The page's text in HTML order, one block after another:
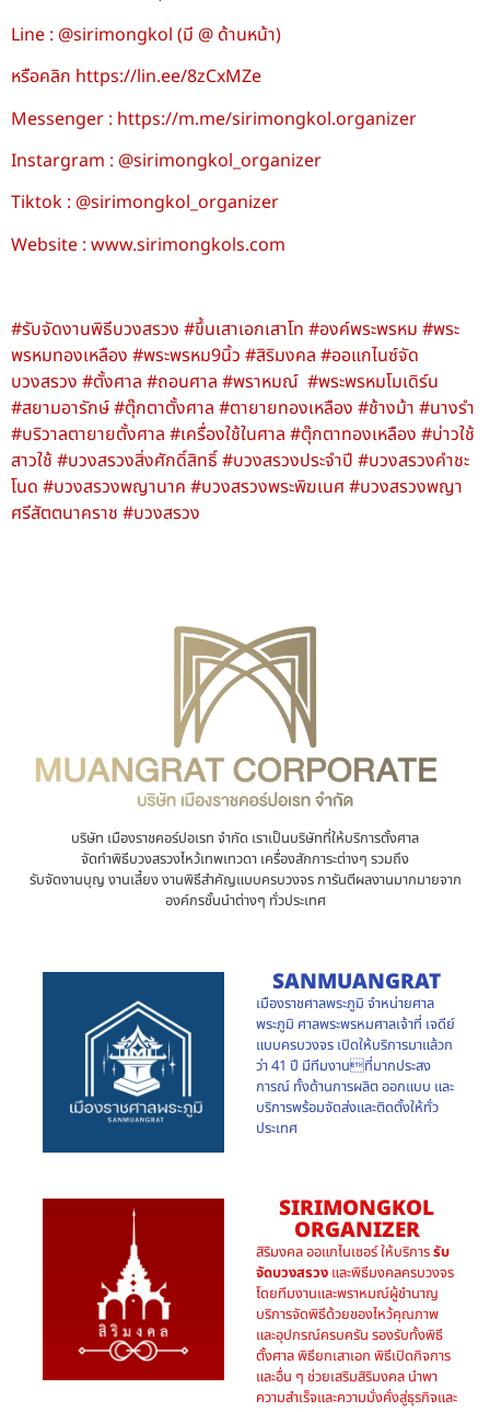
Line : @sirimongkol (มี @ ด้านหน้า)
หรือคลิก https://lin.ee/8zCxMZe
Messenger : https://m.me/sirimongkol.organizer
Instargram : @sirimongkol_organizer
Tiktok : @sirimongkol_organizer
Website : www.sirimongkols.com
#รับจัดงานพิธีบวงสรวง #ขึ้นเสาเอกเสาโท #องค์พระพรหม #พระ
พรหมทองเหลือง #พระพรหม9นิ้ว #สิริมงคล #ออแกไนซ์จัด
บวงสรวง #ตั้งศาล #ถอนศาล #พราหมณ์ #พระพรหมโมเดิร์น
#สยามอารักษ์ #ตุ๊กตาตั้งศาล #ตายายทองเหลือง #ช้างม้า #นางรำ
#บริวาลตายายตั้งศาล #เครื่องใช้ในศาล #ตุ๊กตาทองเหลือง #บ่าวใช้
สาวใช้ #บวงสรวงสิ่งศักดิ์สิทธิ์ #บวงสรวงประจําปี #บวงสรวงคําชะ
โนด #บวงสรวงพญานาค #บวงสรวงพระพิฆเนศ #บวงสรวงพญา
ศรีสัตตนาคราช #บวงสรวง
บริษัท เมืองราชคอร์ปอเรท จำกัด เราเป็นบริษัทที่ให้บริการตั้งศาล
จัดทำพิธีบวงสรวงไหว้เทพเทวดา เครื่องสักการะต่างๆ รวมถึง
รับจัดงานบุญ งานเลี้ยง งานพิธีสำคัญแบบครบวงจร การันตีผลงานมากมายจาก
องค์กรชั้นนำต่างๆ ทั่วประเทศ
SANMUANGRAT
เมืองราชศาลพระภูมิ จำหน่ายศาล
พระภูมิ ศาลพระพรหมศาลเจ้าที่ เจดีย์
แบบครบวงจร เปิดให้บริการมาแล้วก
ว่า 41 ปี มีทีมงานที่มากประสง
การณ์ ทั้งด้านการผลิต ออกแบบ และ
บริการพร้อมจัดส่งและติดตั้งให้ทั่ว
ประเทศ
SIRIMONGKOL
ORGANIZER
สิริมงคล ออแกไนเซอร์ ให้บริการรับ
จัดบวงสรวง และพิธีมงคลครบวงจร
โดยทีมงานและพราหมณ์ผู้ชำนาญ
บริการจัดพิธีด้วยของไหว้คุณภาพ
และอุปกรณ์ครบครัน รองรับทั้งพิธี
ตั้งศาล พิธียกเสาเอก พิธีเปิดกิจการ
และอื่น ๆ ช่วยเสริมสิริมงคล นำพา
ความสำเร็จและความมั่งคั่งสู่ธุรกิจและ